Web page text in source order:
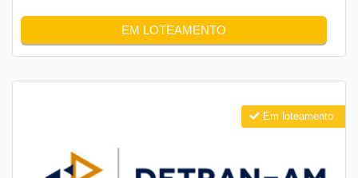
EM LOTEAMENTO
Em loteamento